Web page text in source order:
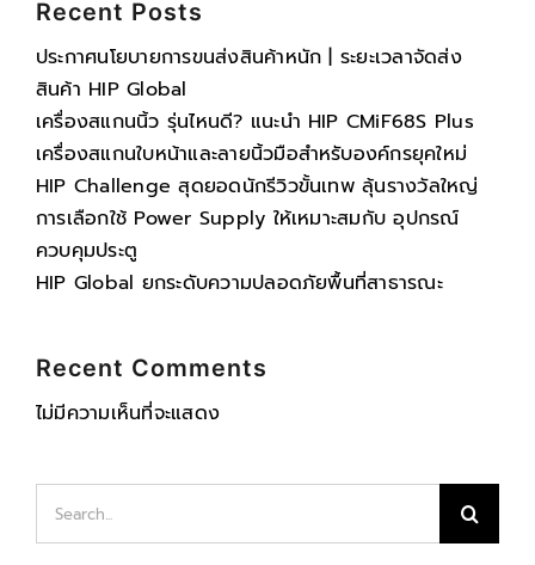
Recent Posts
ประกาศนโยบายการขนส่งสินค้าหนัก | ระยะเวลาจัดส่ง
สินค้า HIP Global
เครื่องสแกนนิ้ว รุ่นไหนดี? แนะนำ HIP CMiF68S Plus
เครื่องสแกนใบหน้าและลายนิ้วมือสำหรับองค์กรยุคใหม่
HIP Challenge สุดยอดนักรีวิวขั้นเทพ ลุ้นรางวัลใหญ่
การเลือกใช้ Power Supply ให้เหมาะสมกับ อุปกรณ์
ควบคุมประตู
HIP Global ยกระดับความปลอดภัยพื้นที่สาธารณะ
Recent Comments
ไม่มีความเห็นที่จะแสดง